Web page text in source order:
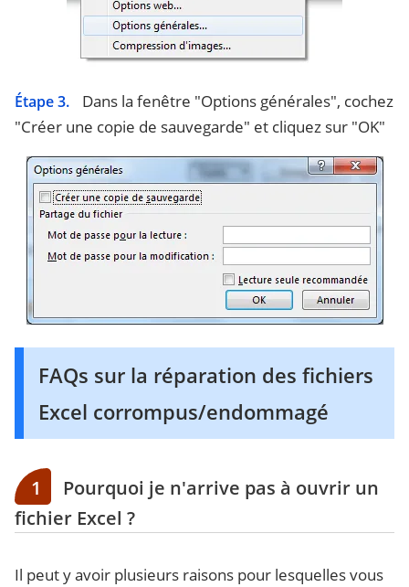
Étape 3.
Dans la fenêtre "Options générales", cochez
"Créer une copie de sauvegarde" et cliquez sur "OK"
FAQs sur la réparation des fichiers
Excel corrompus/endommagé
1
Pourquoi je n'arrive pas à ouvrir un
fichier Excel ?
Il peut y avoir plusieurs raisons pour lesquelles vous